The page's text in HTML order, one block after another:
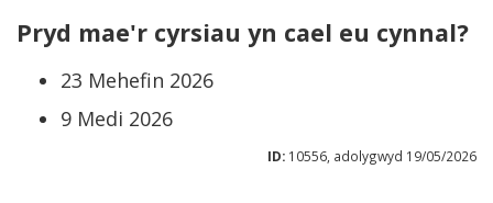
Pryd mae'r cyrsiau yn cael eu cynnal?
23 Mehefin 2026
9 Medi 2026
ID: 10556, adolygwyd 19/05/2026